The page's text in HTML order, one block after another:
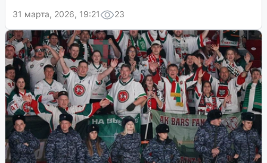
31 марта, 2026, 19:21
23